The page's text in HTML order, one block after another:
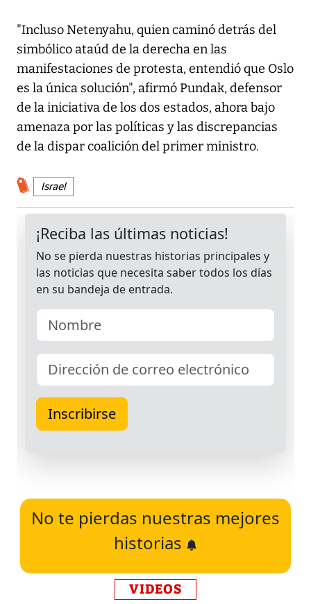
"Incluso Netenyahu, quien caminó detrás del
simbólico ataúd de la derecha en las
manifestaciones de protesta, entendió que Oslo
es la única solución", afirmó Pundak, defensor
de la iniciativa de los dos estados, ahora bajo
amenaza por las políticas y las discrepancias
de la dispar coalición del primer ministro.
Israel
No te pierdas nuestras mejores
historias
VIDEOS